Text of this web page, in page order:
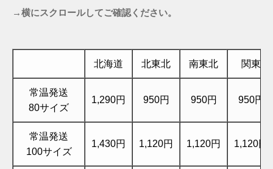
→横にスクロールしてご確認ください。
北海道 北東北 南東北 関東
常温発送
80サイズ
1,290円 950円 950円 950円
常温発送
100サイズ
1,430円 1,120円 1,120円 1,120円